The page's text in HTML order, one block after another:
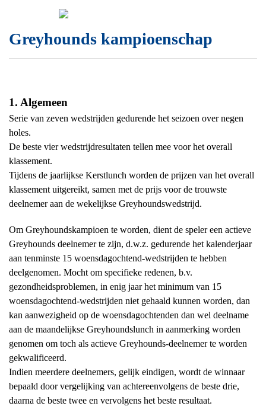
Greyhounds kampioenschap
1. Algemeen
Serie van zeven wedstrijden gedurende het seizoen over negen
holes.
De beste vier wedstrijdresultaten tellen mee voor het overall
klassement.
Tijdens de jaarlijkse Kerstlunch worden de prijzen van het overall
klassement uitgereikt, samen met de prijs voor de trouwste
deelnemer aan de wekelijkse Greyhoundswedstrijd.
Om Greyhoundskampioen te worden, dient de speler een actieve
Greyhounds deelnemer te zijn, d.w.z. gedurende het kalenderjaar
aan tenminste 15 woensdagochtend-wedstrijden te hebben
deelgenomen. Mocht om specifieke redenen, b.v.
gezondheidsproblemen, in enig jaar het minimum van 15
woensdagochtend-wedstrijden niet gehaald kunnen worden, dan
kan aanwezigheid op de woensdagochtenden dan wel deelname
aan de maandelijkse Greyhoundslunch in aanmerking worden
genomen om toch als actieve Greyhounds-deelnemer te worden
gekwalificeerd.
Indien meerdere deelnemers, gelijk eindigen, wordt de winnaar
bepaald door vergelijking van achtereenvolgens de beste drie,
daarna de beste twee en vervolgens het beste resultaat.